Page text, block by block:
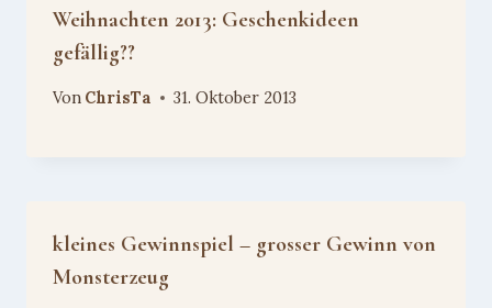
Weihnachten 2013: Geschenkideen
gefällig??
Von ChrisTa 31. Oktober 2013
kleines Gewinnspiel – grosser Gewinn von
Monsterzeug